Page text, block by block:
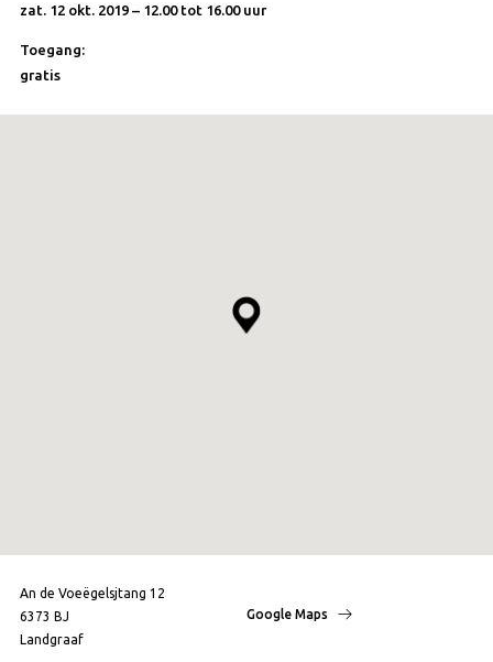
zat. 12 okt. 2019 – 12.00 tot 16.00 uur
Toegang:
gratis
An de Voeëgelsjtang 12
6373 BJ
Landgraaf
Google Maps